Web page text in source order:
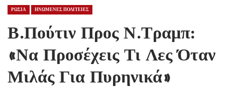
ΡΩΣΙΑ ΗΝΩΜΕΝΕΣ ΠΟΛΙΤΕΙΕΣ
Β.Πούτιν Προς Ν.Τραμπ:
«Να Προσέχεις Τι Λες Όταν
Μιλάς Για Πυρηνικά»